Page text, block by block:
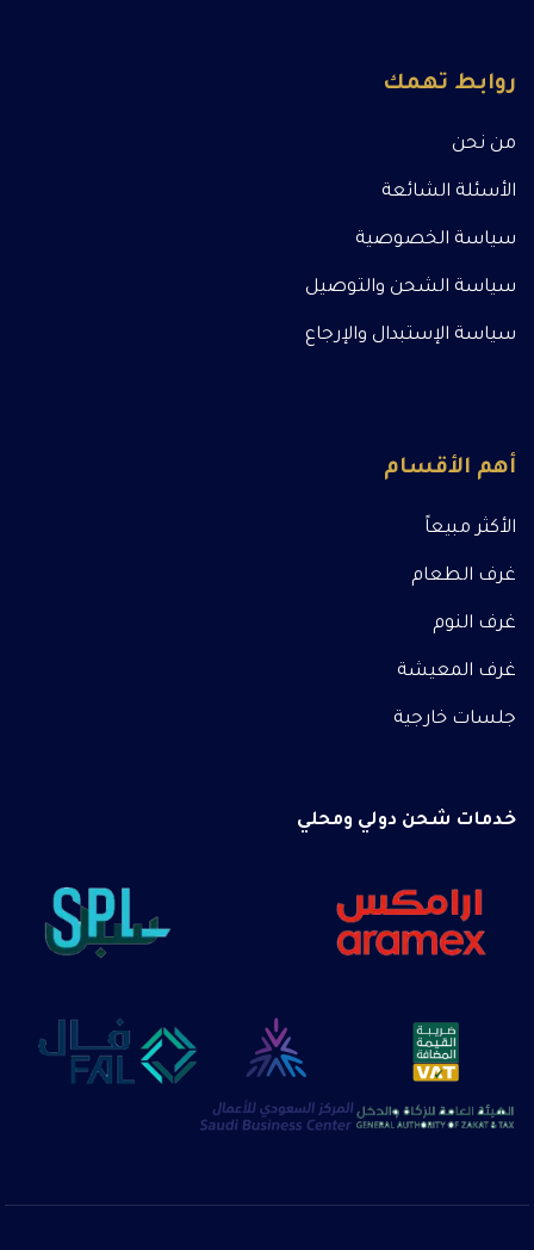
روابط تهمك
من نحن
الأسئلة الشائعة
سياسة الخصوصية
سياسة الشحن والتوصيل
سياسة الإستبدال والإرجاع
أهم الأقسام
الأكثر مبيعاً
غرف الطعام
غرف النوم
غرف المعيشة
جلسات خارجية
خدمات شحن دولي ومحلي